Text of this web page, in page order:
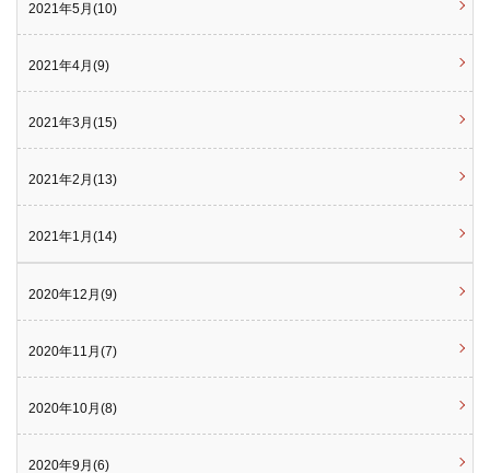
2021年5月(10)
2021年4月(9)
2021年3月(15)
2021年2月(13)
2021年1月(14)
2020年12月(9)
2020年11月(7)
2020年10月(8)
2020年9月(6)